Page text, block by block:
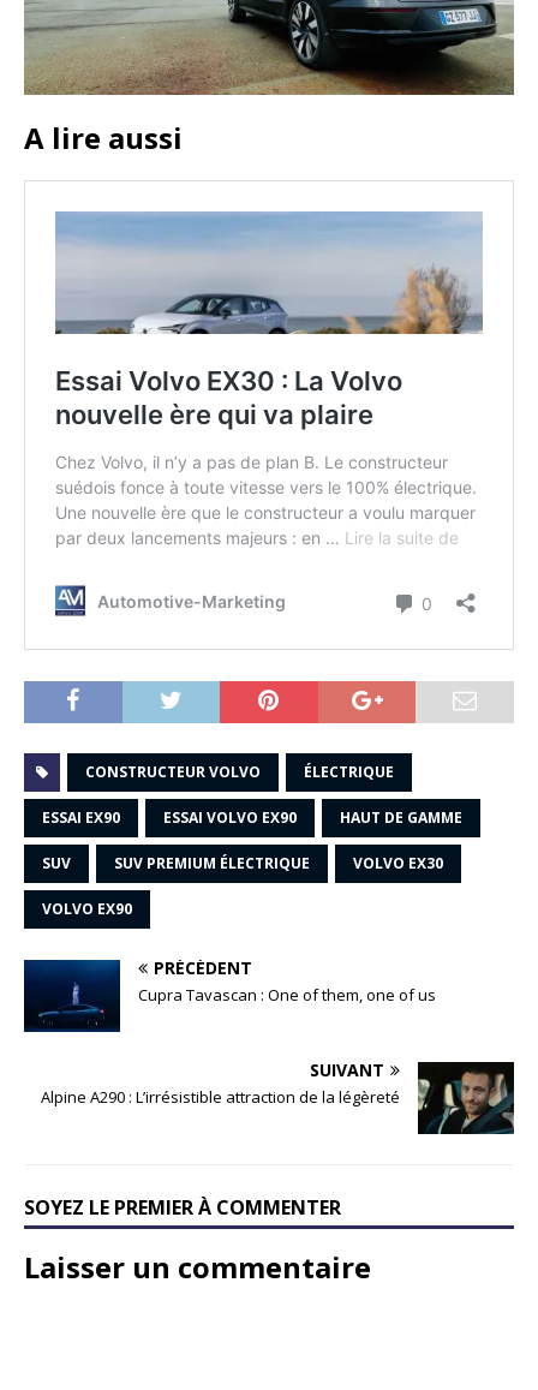
A lire aussi
CONSTRUCTEUR VOLVO ÉLECTRIQUE
ESSAI EX90 ESSAI VOLVO EX90 HAUT DE GAMME
SUV SUV PREMIUM ÉLECTRIQUE VOLVO EX30
VOLVO EX90
PRÉCÉDENT
Cupra Tavascan : One of them, one of us
SUIVANT
Alpine A290 : L’irrésistible attraction de la légèreté
SOYEZ LE PREMIER À COMMENTER
Laisser un commentaire